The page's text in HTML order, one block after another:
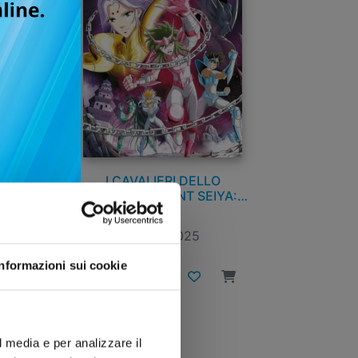
sui cookie
e per analizzare il
I CAVALIERI DELLO
ZODIACO - SAINT SEIYA:
TIME ODYSSEY n. 2
06/05/2025